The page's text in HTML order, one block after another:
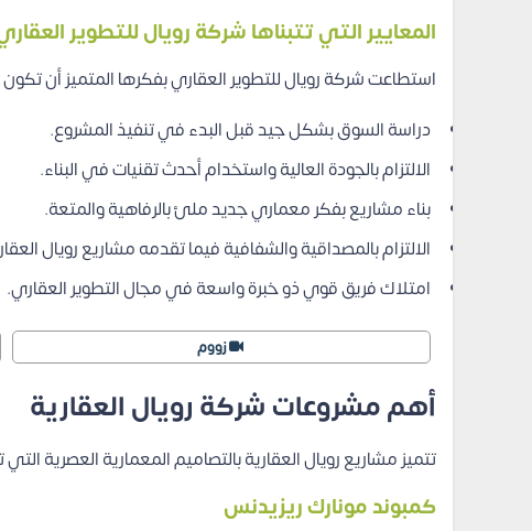
المعايير التي تتبناها شركة رويال للتطوير
استطاعت شركة رويال للتطوير العقاري بفكرها المتميز أن تكون
دراسة السوق بشكل جيد قبل البدء في تنفيذ المشروع.
الالتزام بالجودة العالية واستخدام أحدث تقنيات في البناء.
بناء مشاريع بفكر معماري جديد ملئ بالرفاهية والمتعة.
الالتزام بالمصداقية والشفافية فيما تقدمه مشاريع رويال
امتلاك فريق قوي ذو خبرة واسعة في مجال التطوير العقاري.
زووم
أهم مشروعات شركة رويال العقارية
تتميز مشاريع رويال العقارية بالتصاميم المعمارية
كمبوند مونارك ريزيدنس